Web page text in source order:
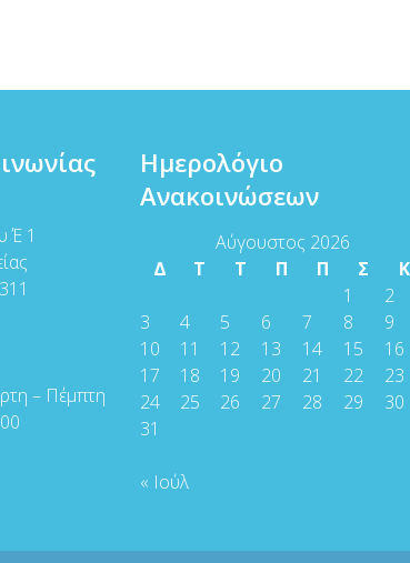
Έ 1
– Πέμπτη
Ημερολόγιο
Ανακοινώσεων
Αύγουστος 2026
Δ
Τ Τ Π Π Σ
Κ
1
2
3
4 5 6 7 8
9
10
11 12 13 14 15
16
17
18 19 20 21 22
23
24
25 26 27 28 29
30
31
« Ιούλ